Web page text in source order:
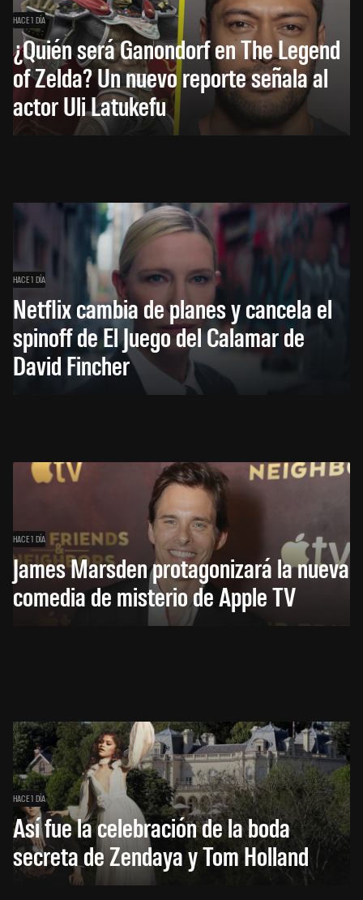
HACE 1 DÍA
¿Quién será Ganondorf en The Legend
of Zelda? Un nuevo reporte señala al
actor Uli Latukefu
HACE 1 DÍA
Netflix cambia de planes y cancela el
spinoff de El Juego del Calamar de
David Fincher
HACE 1 DÍA
James Marsden protagonizará la nueva
comedia de misterio de Apple TV
HACE 1 DÍA
Así fue la celebración de la boda
secreta de Zendaya y Tom Holland